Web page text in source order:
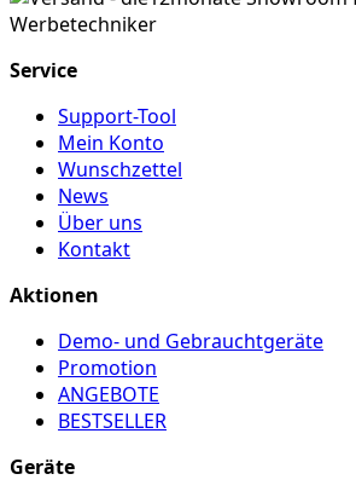
Service
Support-Tool
Mein Konto
Wunschzettel
News
Über uns
Kontakt
Aktionen
Demo- und Gebrauchtgeräte
Promotion
ANGEBOTE
BESTSELLER
Geräte